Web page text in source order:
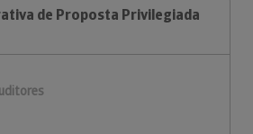
de Proposta Privilegiada